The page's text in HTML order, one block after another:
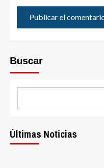
Buscar
Últimas Noticias